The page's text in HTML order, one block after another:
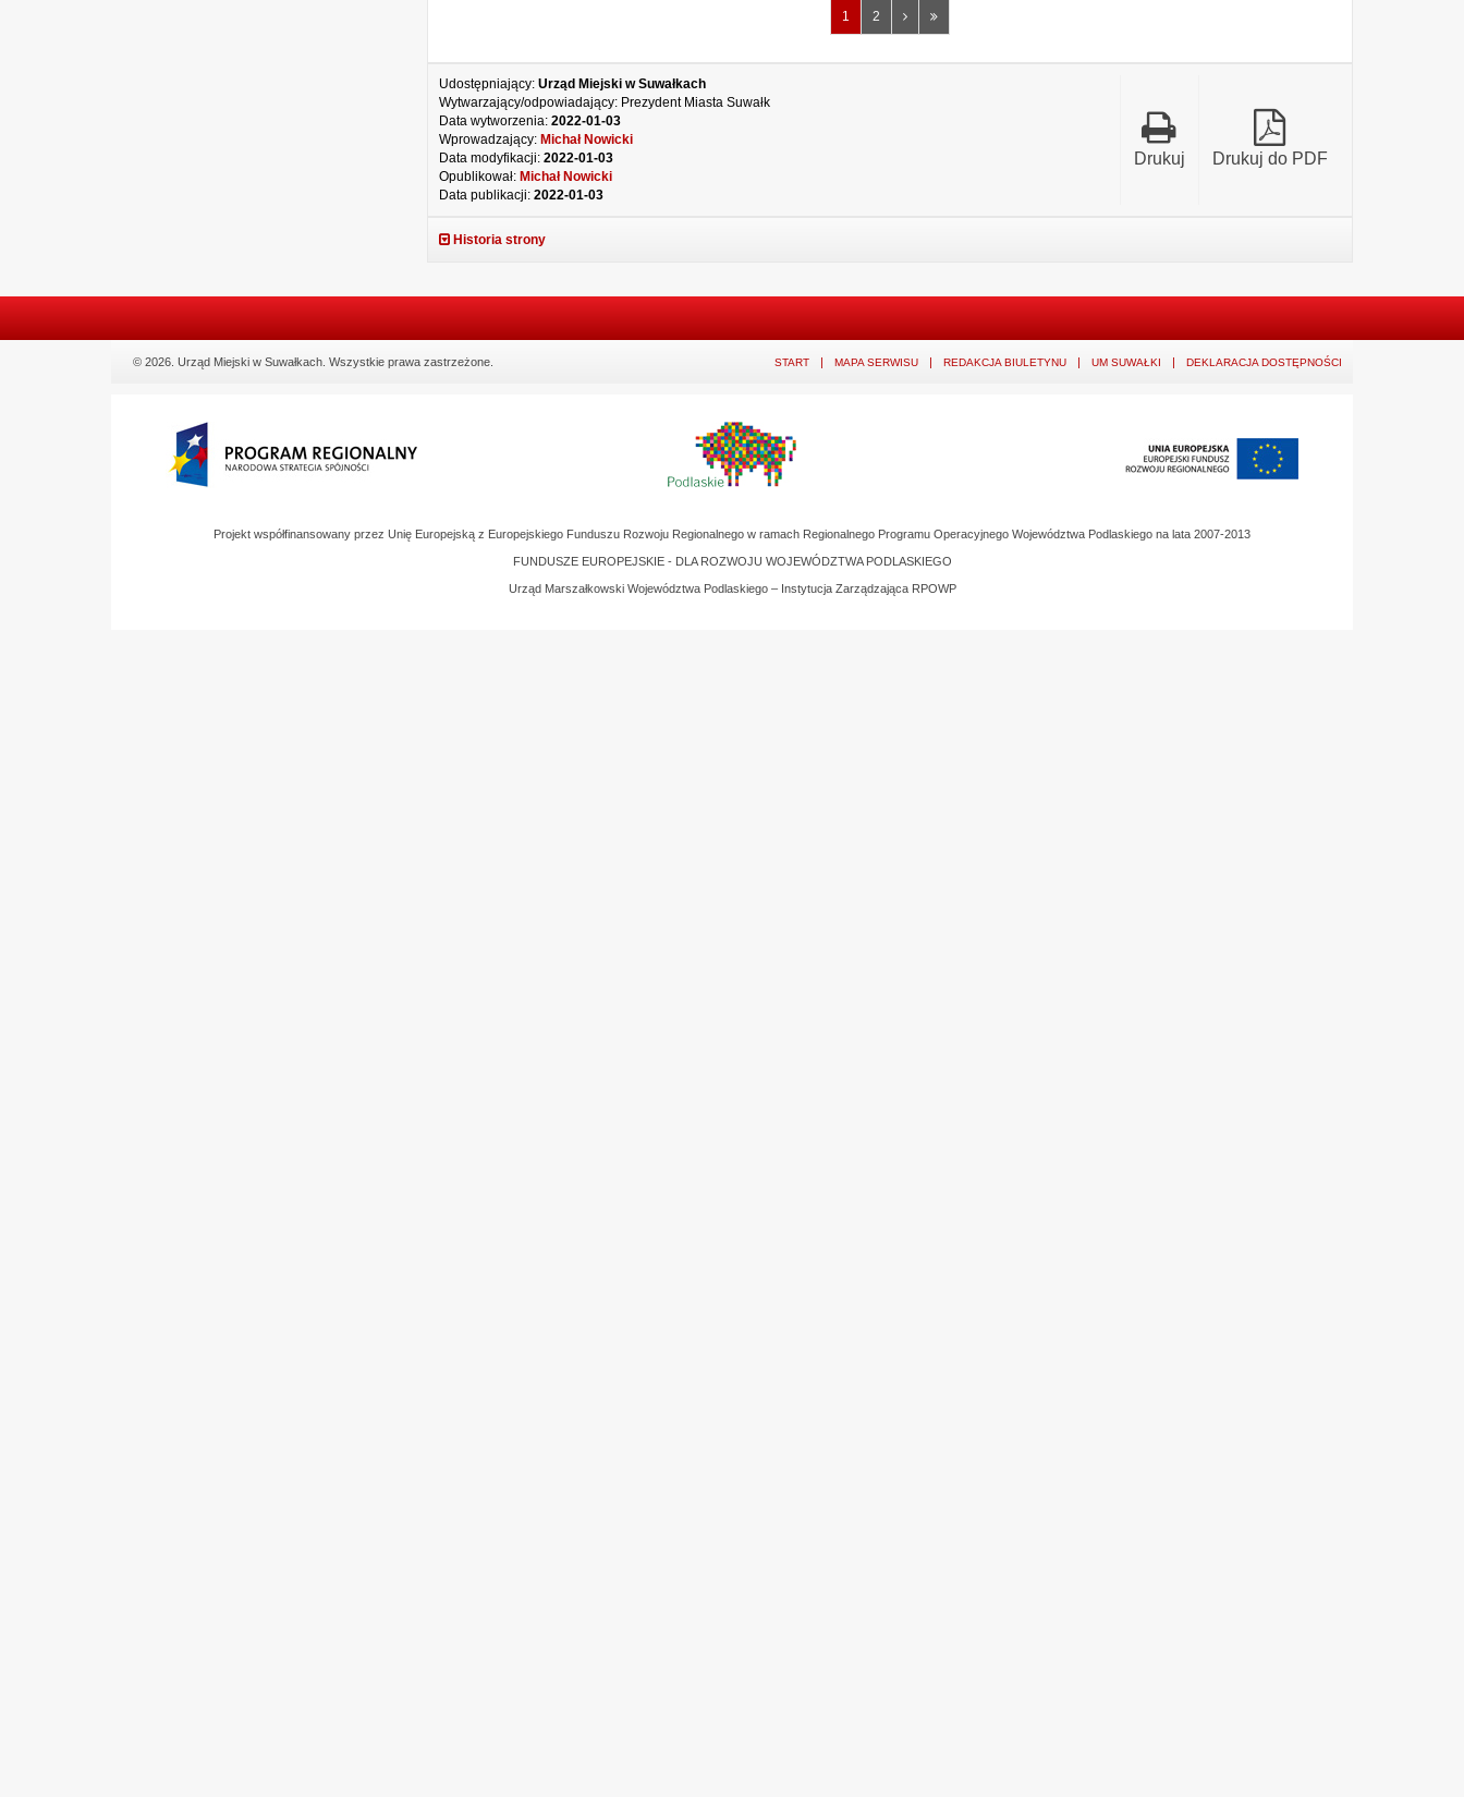
1 2
NastępnaOstatnia
Udostępniający: Urząd Miejski w Suwałkach
Wytwarzający/odpowiadający: Prezydent Miasta Suwałk
Data wytworzenia: 2022-01-03
Wprowadzający: Michał Nowicki
Data modyfikacji: 2022-01-03
Opublikował: Michał Nowicki
Data publikacji: 2022-01-03
Drukuj do PDF
Drukuj
Historia strony
© 2026. Urząd Miejski w Suwałkach. Wszystkie prawa zastrzeżone. START MAPA SERWISU REDAKCJA BIULETYNU UM SUWAŁKI DEKLARACJA DOSTĘPNOŚCI
Projekt współfinansowany przez Unię Europejską z Europejskiego Funduszu Rozwoju Regionalnego w ramach Regionalnego Programu Operacyjnego Województwa Podlaskiego na lata 2007-2013
FUNDUSZE EUROPEJSKIE - DLA ROZWOJU WOJEWÓDZTWA PODLASKIEGO
Urząd Marszałkowski Województwa Podlaskiego – Instytucja Zarządzająca RPOWP